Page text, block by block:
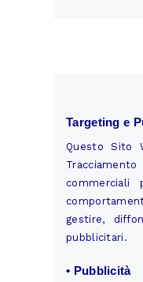
Targeting e
Questo Sito
commerciali
gestire,
pubblicitari.
• Pubblicità